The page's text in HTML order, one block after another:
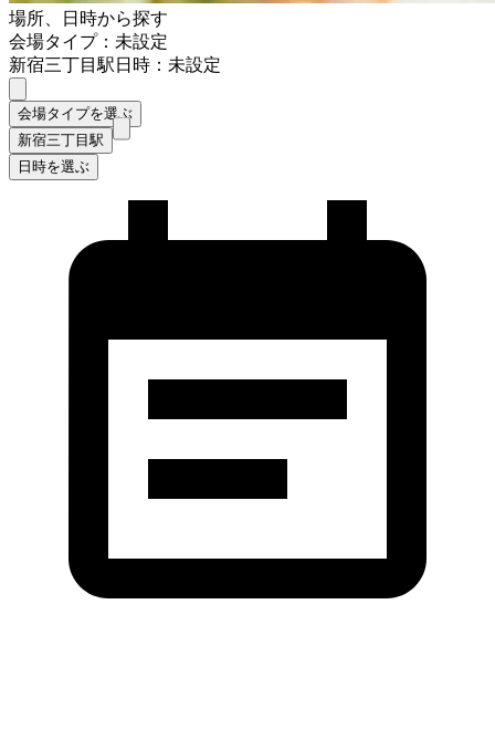
場所、日時から探す
会場タイプ：未設定
新宿三丁目駅日時：未設定
会場タイプを選ぶ
新宿三丁目駅
日時を選ぶ